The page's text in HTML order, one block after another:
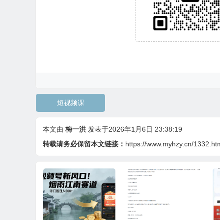
短视频课
本文由 梅一洪 发表于2026年1月6日 23:38:19
转载请务必保留本文链接： https://www.myhzy.cn/